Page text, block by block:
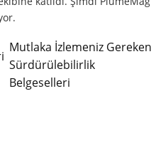
Mutlaka İzlemeniz Gereken
Sürdürülebilirlik
Belgeselleri